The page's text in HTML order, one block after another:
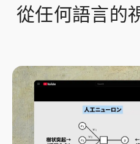
從任何語言的